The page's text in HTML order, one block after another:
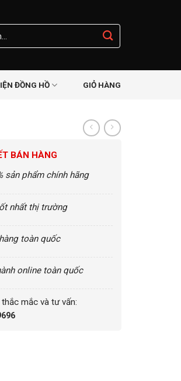
ĐỒNG HỒ GIỎ HÀNG
BÁN HÀNG
sản phẩm chính hãng
nhất thị trường
toàn quốc
online toàn quốc
thắc mắc và tư vấn: